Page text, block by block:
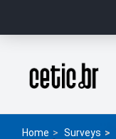
Página inicial
Home Surveys